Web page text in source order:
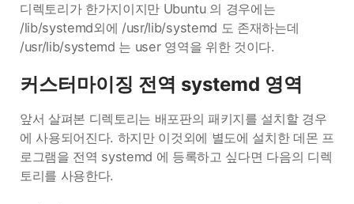
디렉토리가 한가지이지만 Ubuntu 의 경우에는
/lib/systemd외에 /usr/lib/systemd 도 존재하는데
/usr/lib/systemd 는 user 영역을 위한 것이다.
커스터마이징 전역 systemd 영역
앞서 살펴본 디렉토리는 배포판의 패키지를 설치할 경우
에 사용되어진다. 하지만 이것외에 별도에 설치한 데몬 프
로그램을 전역 systemd 에 등록하고 싶다면 다음의 디렉
토리를 사용한다.